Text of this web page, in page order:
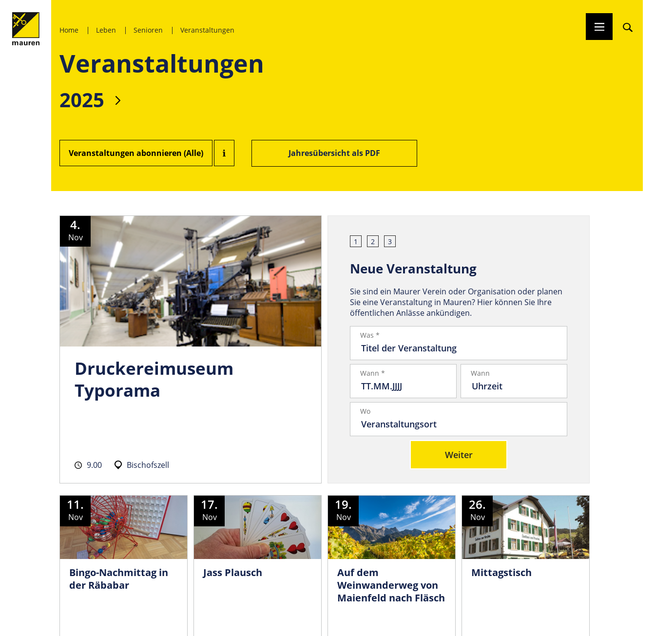
Home Leben Senioren Veranstaltungen
Veranstaltungen
2025
Veranstaltungen abonnieren (Alle) Jahresübersicht als PDF
4.
Nov
Druckereimuseum
Typorama
9.00 Bischofszell
1 2 3
Neue Veranstaltung
Sie sind ein Maurer Verein oder Organisation oder planen
Sie eine Veranstaltung in Mauren? Hier können Sie Ihre
öffentlichen Anlässe ankündigen.
Was *
Wann * Wann
Wo
Weiter
11.
Nov
Bingo-Nachmittag in
der Räbabar
17.
Nov
Jass Plausch
19.
Nov
Auf dem
Weinwanderweg von
Maienfeld nach Fläsch
26.
Nov
Mittagstisch